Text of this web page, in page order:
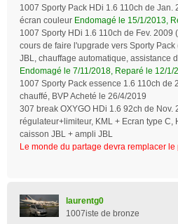
1007 Sporty Pack HDi 1.6 110ch de Jan.
écran couleur Endomagé le 15/1/2013,
1007 Sporty HDi 1.6 110ch de Fev. 2009
cours de faire l'upgrade vers Sporty
JBL, chauffage automatique, assistance
Endomagé le 7/11/2018, Reparé le 12/1/
1007 Sporty Pack essence 1.6 110ch de
chauffé, BVP Acheté le 26/4/2019
307 break OXYGO HDi 1.6 92ch de Nov.
régulateur+limiteur, KML + Ecran type C,
caisson JBL + ampli JBL
Le monde du partage devra remplacer
laurentg0
1007iste de bronze